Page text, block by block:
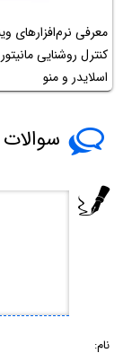
معرفی نرم‌افزارهای
کنترل روشنایی
اسلایدر و منو
نام: